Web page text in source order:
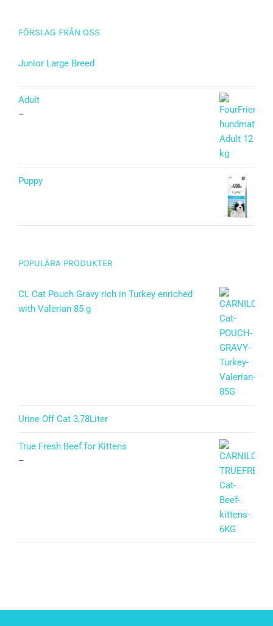
FÖRSLAG FRÅN OSS
Junior Large Breed
5.00av 5
Adult
–
Puppy
POPULÄRA PRODUKTER
CL Cat Pouch Gravy rich in Turkey enriched
with Valerian 85 g
Urine Off Cat 3,78Liter
True Fresh Beef for Kittens
–